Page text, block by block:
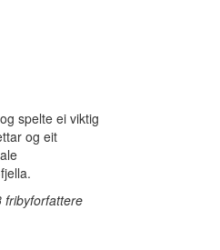
spelte ei viktig
og eit
fribyforfattere